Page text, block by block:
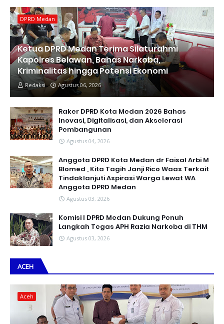
DPRD Medan
Ketua DPRD Medan Terima Silaturahmi
Kapolres Belawan, Bahas Narkoba,
Kriminalitas hingga Potensi Ekonomi
Redaksi Agustus 06, 2026
Raker DPRD Kota Medan 2026 Bahas
Inovasi, Digitalisasi, dan Akselerasi
Pembangunan
Agustus 04, 2026
Anggota DPRD Kota Medan dr Faisal Arbi M
Blomed , Kita Tagih Janji Rico Waas Terkait
Tindaklanjuti Aspirasi Warga Lewat WA
Anggota DPRD Medan
Agustus 03, 2026
Komisi I DPRD Medan Dukung Penuh
Langkah Tegas APH Razia Narkoba di THM
Agustus 03, 2026
ACEH
Aceh